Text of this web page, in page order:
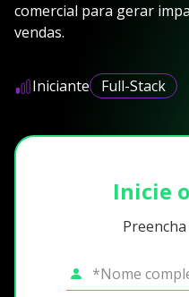
comercial para gerar
vendas.
Iniciante Full-Stack
Inicie